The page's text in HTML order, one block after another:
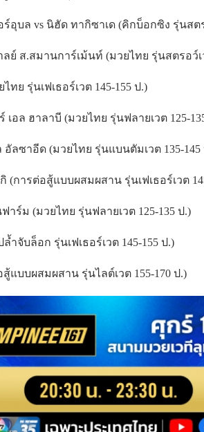
อุบล vs นิฮัด ทากิซาเด (คิกบ็อกซิง รุ่นสตร
ลย์ ส.สมานการ์เม้นท์ (มวยไทย รุ่นสตรอว์เ
ย รุ่นเฟเธอร์เวต 145-155 ป.)
อล ฮาลาบี (มวยไทย รุ่นฟลายเวต 125-
ลซาอีด (มวยไทย รุ่นแบนตัมเวต 135-145
(การต่อสู้แบบผสมผสาน รุ่นเฟเธอร์เวต
ร์ม (มวยไทย รุ่นฟลายเวต 125-135 ป.)
จับล็อก รุ่นเฟเธอร์เวต 145-155 ป.)
แบบผสมผสาน รุ่นไลต์เวต 155-170 ป.)